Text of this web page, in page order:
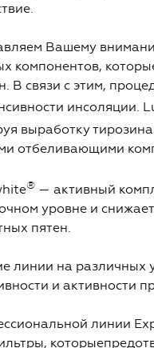
Вашему
компонентов,
В связи с этим,
инсоляции.
выработку
отбеливающими
® — активный
уровне и
пятен.
линии на различных
и активности
линии